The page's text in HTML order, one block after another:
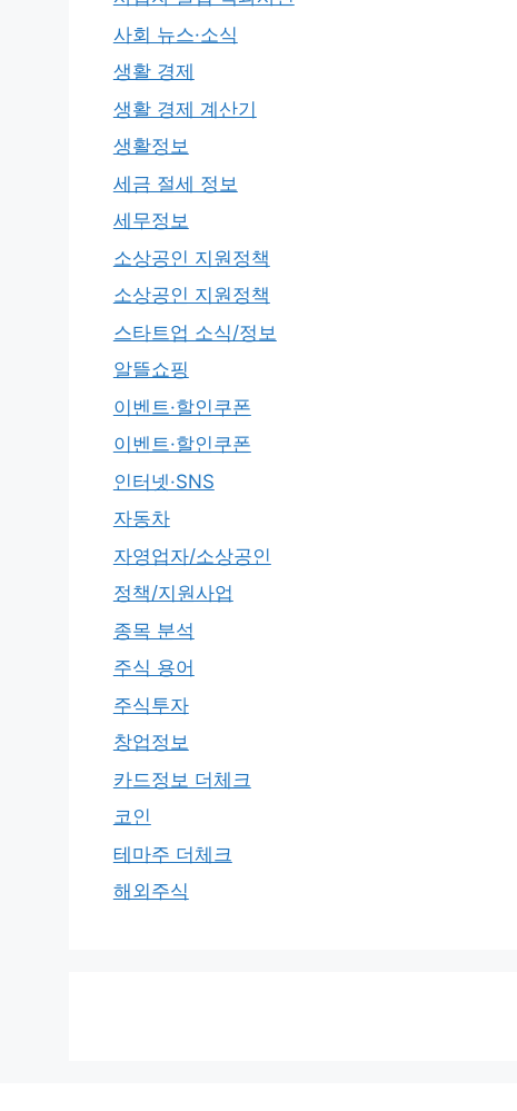
사회 뉴스·소식
생활 경제
생활 경제 계산기
생활정보
세금 절세 정보
세무정보
소상공인 지원정책
소상공인 지원정책
스타트업 소식/정보
알뜰쇼핑
이벤트·할인쿠폰
이벤트·할인쿠폰
인터넷·SNS
자동차
자영업자/소상공인
정책/지원사업
종목 분석
주식 용어
주식투자
창업정보
카드정보 더체크
코인
테마주 더체크
해외주식